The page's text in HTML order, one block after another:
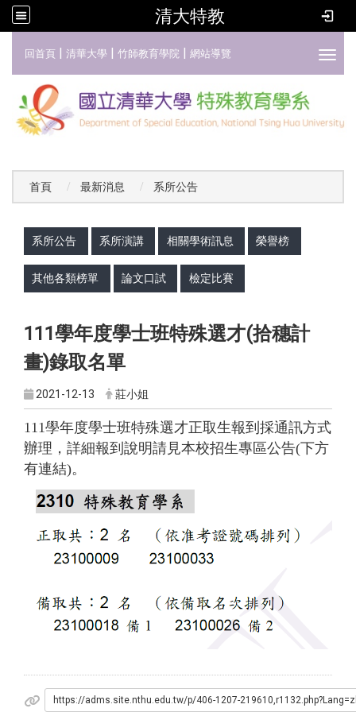
清大特教
回首頁 | 清華大學 | 竹師教育學院 | 網站導覽
首頁 最新消息 系所公告
系所公告 系所演講 相關學術訊息 榮譽榜
其他各類榜單 論文口試 檢定比賽
111學年度學士班特殊選才(拾穗計
畫)錄取名單
2021-12-13 莊小姐
111學年度學士班特殊選才正取生報到採通訊方式
辦理，詳細報到說明請見本校招生專區公告(下方
有連結)。
https://adms.site.nthu.edu.tw/p/406-1207-